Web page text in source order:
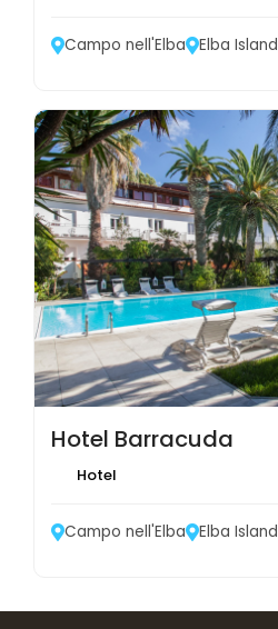
Campo nell'Elba Elba Island
Hotel Barracuda
Hotel
Campo nell'Elba Elba Island